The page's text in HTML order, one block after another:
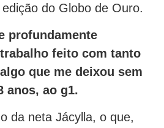
do Globo de Ouro.
profundamente
feito com tanto
que me deixou sem
anos, ao g1.
da neta Jácylla, o que,